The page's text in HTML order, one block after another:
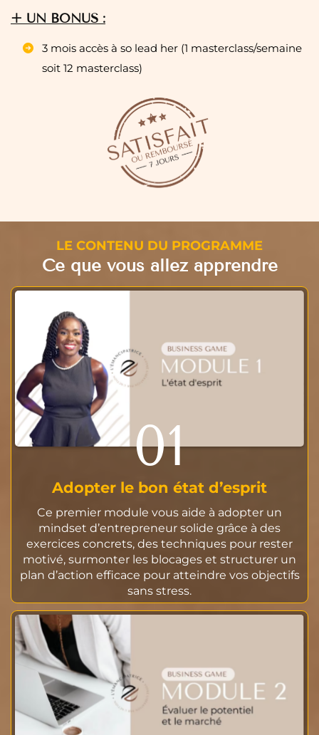
+ UN BONUS :
3 mois accès à so lead her (1 masterclass/semaine
soit 12 masterclass)
LE CONTENU DU PROGRAMME
Ce que vous allez apprendre
01
Adopter le bon état d’esprit
Ce premier module vous aide à adopter un
mindset d’entrepreneur solide grâce à des
exercices concrets, des techniques pour rester
motivé, surmonter les blocages et structurer un
plan d’action efficace pour atteindre vos objectifs
sans stress.